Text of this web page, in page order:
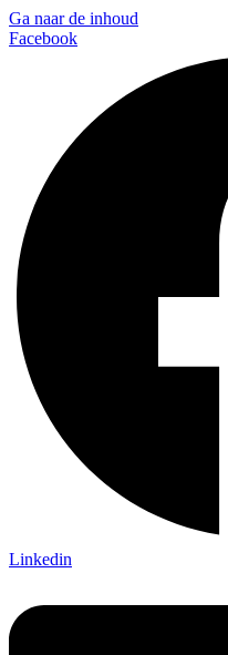
Ga naar de inhoud
Facebook
Linkedin